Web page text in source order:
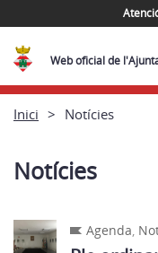
Web oficial de
Inici Notícies
Notícies
Agenda,